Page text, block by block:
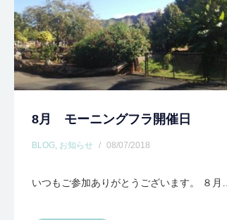
8月 モーニングフラ開催日
BLOG, お知らせ / 08/07/2018
いつもご参加ありがとうございます。 ８月…